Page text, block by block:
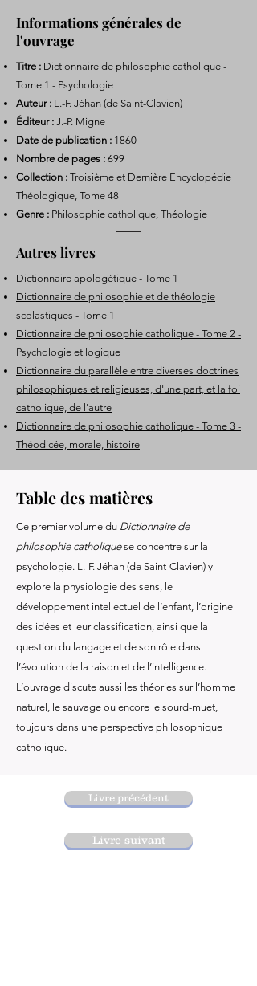
Informations générales de
l'ouvrage
Titre : Dictionnaire de philosophie catholique -
Tome 1 - Psychologie
Auteur : L.-F. Jéhan (de Saint-Clavien)
Éditeur : J.-P. Migne
Date de publication : 1860
Nombre de pages : 699
Collection : Troisième et Dernière Encyclopédie
Théologique, Tome 48
Genre : Philosophie catholique, Théologie
Autres livres
Dictionnaire apologétique - Tome 1
Dictionnaire de philosophie et de théologie
scolastiques - Tome 1
Dictionnaire de philosophie catholique - Tome 2 -
Psychologie et logique
Dictionnaire du parallèle entre diverses doctrines
philosophiques et religieuses, d'une part, et la foi
catholique, de l'autre
Dictionnaire de philosophie catholique - Tome 3 -
Théodicée, morale, histoire
Table des matières
Ce premier volume du Dictionnaire de
philosophie catholiquese concentre sur la
psychologie. L.-F. Jéhan (de Saint-Clavien) y
explore la physiologie des sens, le
développement intellectuel de l’enfant, l’origine
des idées et leur classification, ainsi que la
question du langage et de son rôle dans
l’évolution de la raison et de l’intelligence.
L’ouvrage discute aussi les théories sur l’homme
naturel, le sauvage ou encore le sourd-muet,
toujours dans une perspective philosophique
catholique.
Livre précédent
Livre suivant